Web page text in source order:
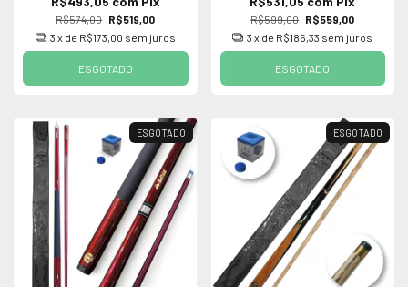
R$574,00 R$519,00
3 x de R$173,00 sem juros
ESGOTADO
R$599,00 R$559,00
3 x de R$186,33 sem juros
ESGOTADO
ESGOTADO ESGOTADO